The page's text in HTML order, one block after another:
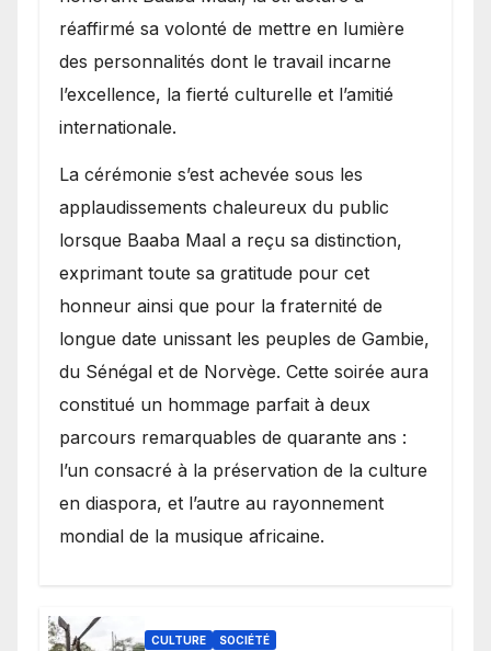
réaffirmé sa volonté de mettre en lumière
des personnalités dont le travail incarne
l’excellence, la fierté culturelle et l’amitié
internationale.
​La cérémonie s’est achevée sous les
applaudissements chaleureux du public
lorsque Baaba Maal a reçu sa distinction,
exprimant toute sa gratitude pour cet
honneur ainsi que pour la fraternité de
longue date unissant les peuples de Gambie,
du Sénégal et de Norvège. Cette soirée aura
constitué un hommage parfait à deux
parcours remarquables de quarante ans :
l’un consacré à la préservation de la culture
en diaspora, et l’autre au rayonnement
mondial de la musique africaine.
CULTURE SOCIÉTÉ